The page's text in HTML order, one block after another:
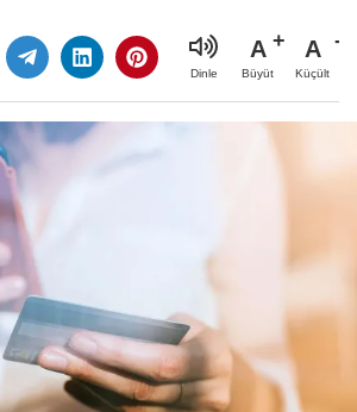
Dinle
A
Büyüt
A
Küçült